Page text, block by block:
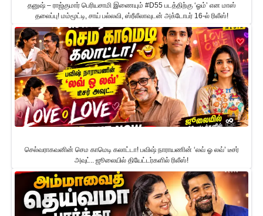
தனுஷ் – ராஜ்குமார் பெரியசாமி இணையும் #D55 படத்திற்கு ‘ஓம்’ என மாஸ்
தலைப்பு! மம்மூட்டி, சாய் பல்லவி, ஸ்ரீலீலாவுடன் அக்டோபர் 16-ல் ரிலீஸ்!
செல்வராகவனின் செம காமெடி கலாட்டா! பவிஷ் நாராயணின் ‘லவ் ஓ லவ்’ டீசர்
அவுட்.. ஜூலையில் தியேட்டர்களில் ரிலீஸ்!